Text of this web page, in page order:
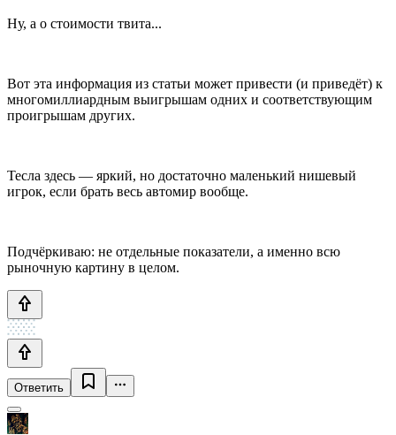
Ну, а о стоимости твита...
Вот эта информация из статьи может привести (и приведёт) к
многомиллиардным выигрышам одних и соответствующим
проигрышам других.
Тесла здесь — яркий, но достаточно маленький нишевый
игрок, если брать весь автомир вообще.
Подчёркиваю: не отдельные показатели, а именно всю
рыночную картину в целом.
Ответить